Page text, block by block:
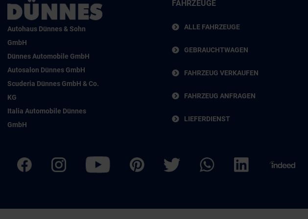
Autohaus Dünnes & Sohn
GmbH
Dünnes Automobile GmbH
Autosalon Dünnes GmbH
Scuderia Dünnes GmbH & Co.
KG
Italia Automobile Dünnes
GmbH
FAHRZEUGE
ALLE FAHRZEUGE
GEBRAUCHTWAGEN
FAHRZEUG VERKAUFEN
FAHRZEUG ANFRAGEN
LIEFERDIENST